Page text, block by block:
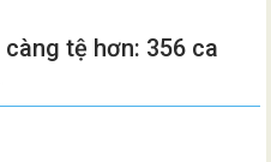
tệ hơn: 356 ca